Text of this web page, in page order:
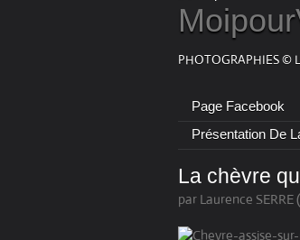
PHOTOGRAPHIES ©
Page Facebook
Présentation De
La chèvre
par Laurence